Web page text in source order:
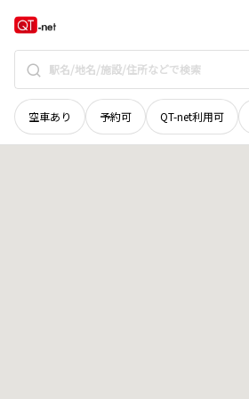
空車あり 予約可 QT-net利用可
山口県